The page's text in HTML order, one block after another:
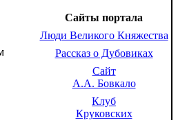
Сайты портала
Люди Великого Княжества
Рассказ о Дубовиках
Сайт
А.А. Бовкало
Клуб
Круковских